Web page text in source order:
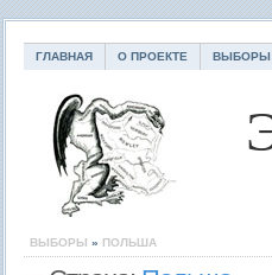
ГЛАВНАЯ О ПРОЕКТЕ ВЫБОРЫ
ВЫБОРЫ » ПОЛЬША